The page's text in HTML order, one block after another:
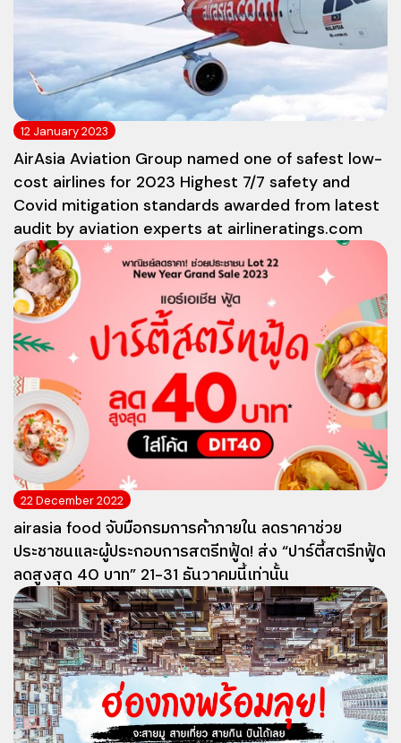
12 January 2023
AirAsia Aviation Group named one of safest low-
cost airlines for 2023 Highest 7/7 safety and
Covid mitigation standards awarded from latest
audit by aviation experts at airlineratings.com
22 December 2022
airasia food จับมือกรมการค้าภายใน ลดราคาช่วย
ประชาชนและผู้ประกอบการสตรีทฟู้ด! ส่ง “ปาร์ตี้สตรีทฟู้ด
ลดสูงสุด 40 บาท” 21-31 ธันวาคมนี้เท่านั้น